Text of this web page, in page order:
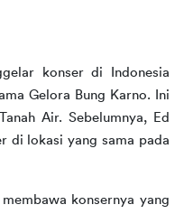
konser di Indonesia
Gelora Bung Karno. Ini
Air. Sebelumnya, Ed
di lokasi yang sama pada
konsernya yang